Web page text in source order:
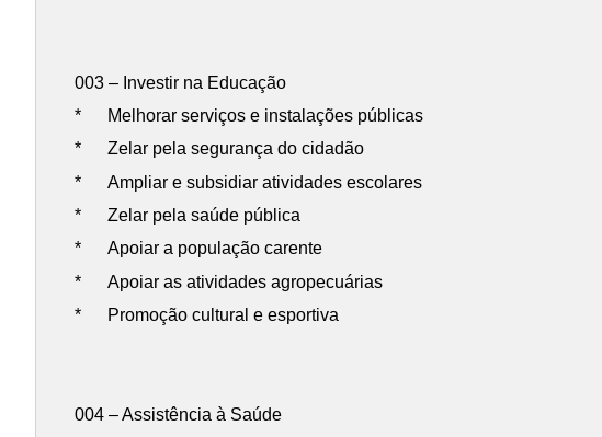
003 – Investir na Educação
* Melhorar serviços e instalações públicas
* Zelar pela segurança do cidadão
* Ampliar e subsidiar atividades escolares
* Zelar pela saúde pública
* Apoiar a população carente
* Apoiar as atividades agropecuárias
* Promoção cultural e esportiva
004 – Assistência à Saúde